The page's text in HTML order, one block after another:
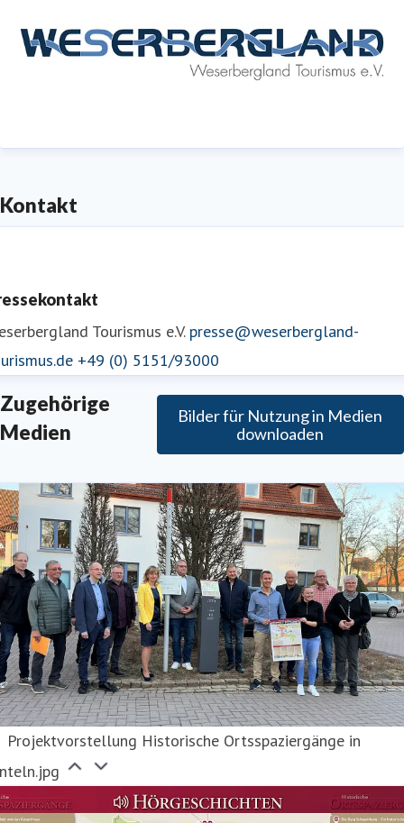
Kontakt
Tourismus e.V. presse@weserbergland-
+49 (0) 5151/93000
Zugehörige
Medien
Bilder für Nutzung in Medien
downloaden
Projektvorstellung Historische Ortsspaziergänge in